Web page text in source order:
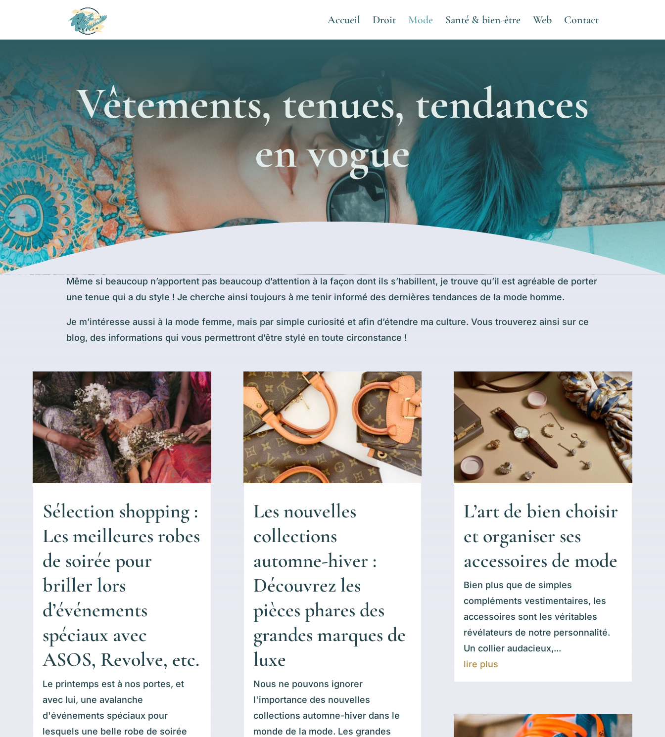
Accueil Droit Mode Santé & bien-être Web Contact
Vêtements, tenues, tendances
en vogue
Même si beaucoup n’apportent pas beaucoup d’attention à la façon dont ils s’habillent, je trouve qu’il est agréable de porter
une tenue qui a du style ! Je cherche ainsi toujours à me tenir informé des dernières tendances de la mode homme.
Je m’intéresse aussi à la mode femme, mais par simple curiosité et afin d’étendre ma culture. Vous trouverez ainsi sur ce
blog, des informations qui vous permettront d’être stylé en toute circonstance !
Sélection shopping :
Les meilleures robes
de soirée pour
briller lors
d’événements
spéciaux avec
ASOS, Revolve, etc.
Le printemps est à nos portes, et
avec lui, une avalanche
d'événements spéciaux pour
lesquels une belle robe de soirée
Les nouvelles
collections
automne-hiver :
Découvrez les
pièces phares des
grandes marques de
luxe
Nous ne pouvons ignorer
l'importance des nouvelles
collections automne-hiver dans le
monde de la mode. Les grandes
L’art de bien choisir
et organiser ses
accessoires de mode
Bien plus que de simples
compléments vestimentaires, les
accessoires sont les véritables
révélateurs de notre personnalité.
Un collier audacieux,...
lire plus